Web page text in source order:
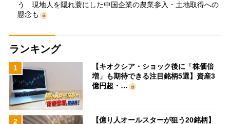
う 現地人を隠れ蓑にした中国企業の農業参入・土地取得への
懸念も
ランキング
1
【キオクシア・ショック後に「株価倍
増」も期待できる注目銘柄5選】資産3
億円超・…
2
【億り人オールスターが狙う20銘柄】